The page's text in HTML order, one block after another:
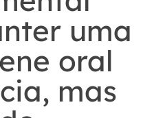
uma
oral
mas